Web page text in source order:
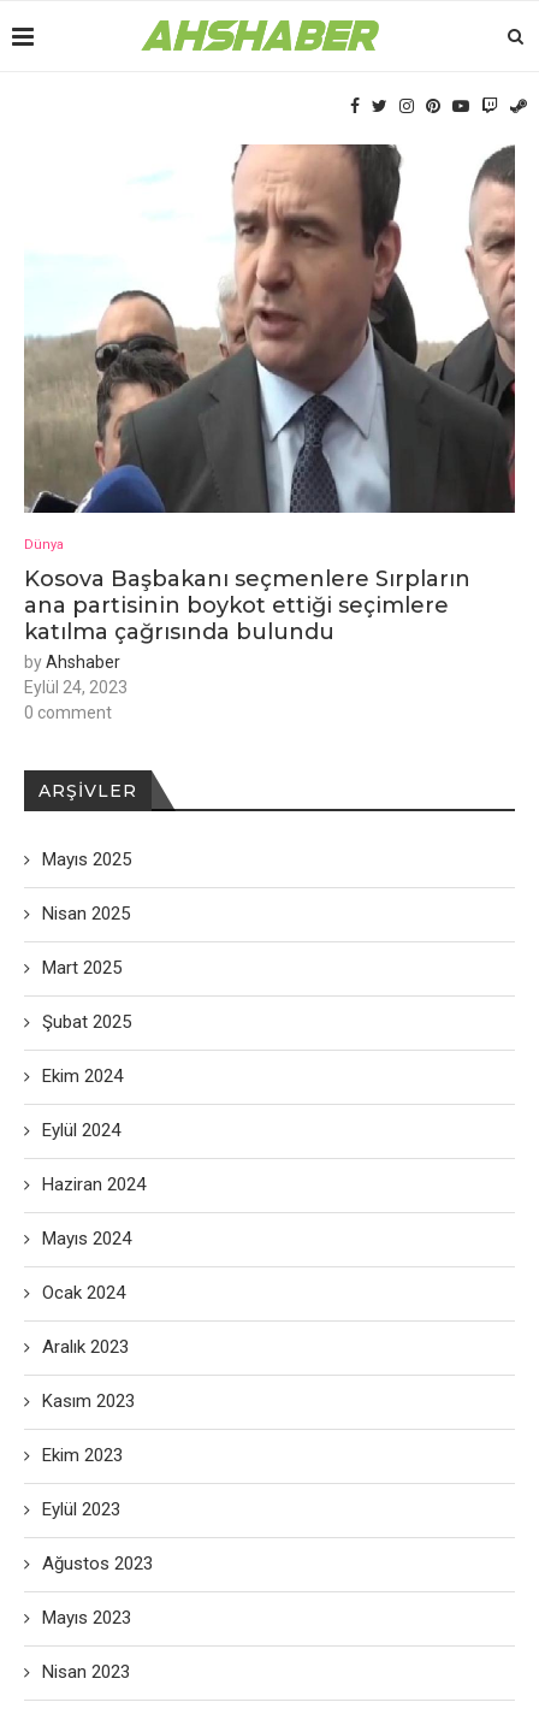
Dünya
Kosova Başbakanı seçmenlere Sırpların
ana partisinin boykot ettiği seçimlere
katılma çağrısında bulundu
byAhshaber
Eylül 24, 2023
0 comment
ARŞIVLER
Mayıs 2025
Nisan 2025
Mart 2025
Şubat 2025
Ekim 2024
Eylül 2024
Haziran 2024
Mayıs 2024
Ocak 2024
Aralık 2023
Kasım 2023
Ekim 2023
Eylül 2023
Ağustos 2023
Mayıs 2023
Nisan 2023